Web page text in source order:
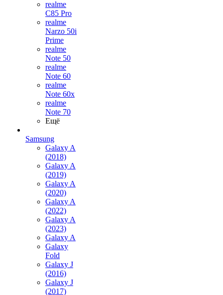
realme
C85 Pro
realme
Narzo 50i
Prime
realme
Note 50
realme
Note 60
realme
Note 60x
realme
Note 70
Ещё
Samsung
Galaxy A
(2018)
Galaxy A
(2019)
Galaxy A
(2020)
Galaxy A
(2022)
Galaxy A
(2023)
Galaxy A
Galaxy
Fold
Galaxy J
(2016)
Galaxy J
(2017)